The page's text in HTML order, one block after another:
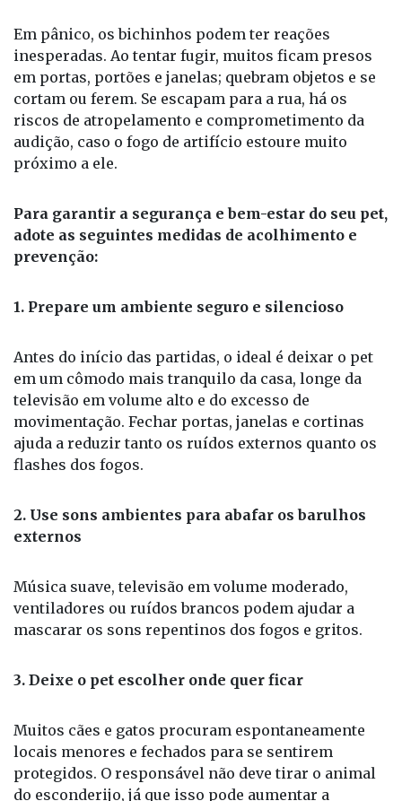
Em pânico, os bichinhos podem ter reações
inesperadas. Ao tentar fugir, muitos ficam presos
em portas, portões e janelas; quebram objetos e se
cortam ou ferem. Se escapam para a rua, há os
riscos de atropelamento e comprometimento da
audição, caso o fogo de artifício estoure muito
próximo a ele.
Para garantir a segurança e bem-estar do seu pet,
adote as seguintes medidas de acolhimento e
prevenção:
1. Prepare um ambiente seguro e silencioso
Antes do início das partidas, o ideal é deixar o pet
em um cômodo mais tranquilo da casa, longe da
televisão em volume alto e do excesso de
movimentação. Fechar portas, janelas e cortinas
ajuda a reduzir tanto os ruídos externos quanto os
flashes dos fogos.
2. Use sons ambientes para abafar os barulhos
externos
Música suave, televisão em volume moderado,
ventiladores ou ruídos brancos podem ajudar a
mascarar os sons repentinos dos fogos e gritos.
3. Deixe o pet escolher onde quer ficar
Muitos cães e gatos procuram espontaneamente
locais menores e fechados para se sentirem
protegidos. O responsável não deve tirar o animal
do esconderijo, já que isso pode aumentar a